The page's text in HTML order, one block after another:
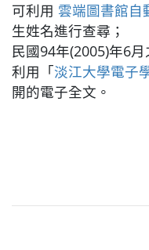
可利用 雲端圖書館自
生姓名進行查尋；
民國94年(2005)年6
利用「淡江大學電子
開的電子全文。